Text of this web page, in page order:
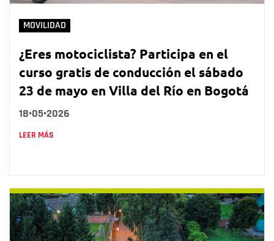
MOVILIDAD
¿Eres motociclista? Participa en el
curso gratis de conducción el sábado
23 de mayo en Villa del Río en Bogotá
18•05•2026
LEER MÁS